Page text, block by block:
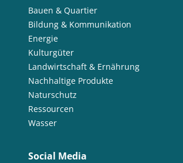
Bauen & Quartier
Bildung & Kommunikation
Energie
Kulturgüter
Landwirtschaft & Ernährung
Nachhaltige Produkte
Naturschutz
Ressourcen
Wasser
Social Media